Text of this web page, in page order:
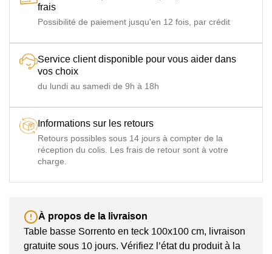
frais
Possibilité de paiement jusqu'en 12 fois, par crédit
Service client disponible pour vous aider dans
vos choix
du lundi au samedi de 9h à 18h
Informations sur les retours
Retours possibles sous 14 jours à compter de la
réception du colis. Les frais de retour sont à votre
charge.
À propos de la livraison
Table basse Sorrento en teck 100x100 cm, livraison
gratuite sous 10 jours. Vérifiez l’état du produit à la